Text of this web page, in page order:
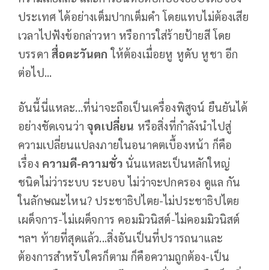
ประเทศ ได้อย่างเต็มปากเต็มคำ โดยแทบไม่ต้องเสีย
เวลาไปฟังข้อกล่าวหา หรือการใส่ร้ายป้ายสี โดย
บรรดาสื่อตะวันตก ให้ต้องเมื่อยหู หูดับ หูชา อีก
ต่อไป...
อันนี้นี่แหละ...ที่น่าจะถือเป็นเครื่องพิสูจน์ ยืนยันได้
อย่างชัดเจนว่าจุดเปลี่ยน หรือสิ่งที่กำลังนำไปสู่
ความเปลี่ยนแปลงภายในอนาคตเบื้องหน้า ก็คือ
เรื่อง ความดี-ความชั่ว นั่นแหละเป็นหลักใหญ่
ชนิดไม่ว่าระบบ ระบอบ ไม่ว่าจะปกครอง ดูแล กัน
ในลักษณะไหน? ประชาธิปไตย-ไม่ประชาธิปไตย
เผด็จการ-ไม่เผด็จการ คอมมิวนิสต์-ไม่คอมมิวนิสต์
ฯลฯ ท้ายที่สุดแล้ว...สิ่งอันเป็นที่ปรารถนาและ
ต้องการสำหรับใครก็ตาม ก็คือความถูกต้อง-เป็น